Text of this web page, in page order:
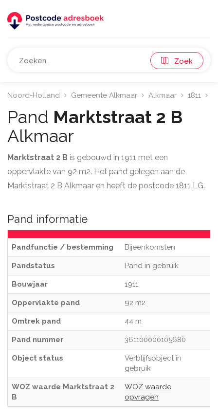
Zoek
Noord-Holland Gemeente Alkmaar Alkmaar 1811
Pand Marktstraat 2 B
Alkmaar
Marktstraat 2 B is gebouwd in 1911 met een
oppervlakte van 92 m2. Het pand gelegen aan de
Marktstraat 2 B Alkmaar en heeft de postcode 1811 LG.
Pand informatie
Pandfunctie / bestemming Bijeenkomsten
Pandstatus Pand in gebruik
Bouwjaar 1911
Oppervlakte pand 92 m2
Omtrek pand 44 m
Pand nummer 361100000105680
Object status
Verblijfsobject in
gebruik
WOZ waarde Marktstraat 2
B
WOZ waarde
opvragen